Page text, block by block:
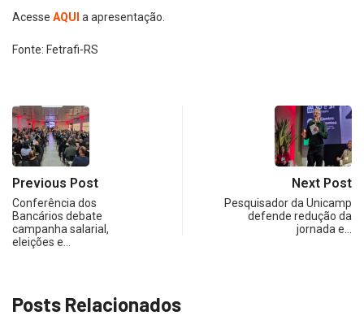
Acesse AQUI a apresentação.
Fonte: Fetrafi-RS
Previous Post
Conferência dos
Bancários debate
campanha salarial,
eleições e…
Next Post
Pesquisador da Unicamp
defende redução da
jornada e…
Posts Relacionados